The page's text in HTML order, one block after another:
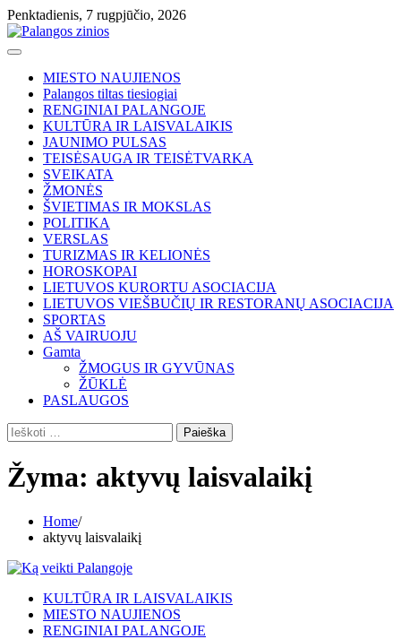
Skip
to
content
Penktadienis, 7 rugpjūčio, 2026
MIESTO NAUJIENOS
Palangos tiltas tiesiogiai
RENGINIAI PALANGOJE
KULTŪRA IR LAISVALAIKIS
JAUNIMO PULSAS
TEISĖSAUGA IR TEISĖTVARKA
SVEIKATA
ŽMONĖS
ŠVIETIMAS IR MOKSLAS
POLITIKA
VERSLAS
TURIZMAS IR KELIONĖS
HOROSKOPAI
LIETUVOS KURORTU ASOCIACIJA
LIETUVOS VIEŠBUČIŲ IR RESTORANŲ ASOCIACIJA
SPORTAS
AŠ VAIRUOJU
Gamta
ŽMOGUS IR GYVŪNAS
ŽŪKLĖ
PASLAUGOS
Ieškoti:
Žyma: aktyvų laisvalaikį
Home
aktyvų laisvalaikį
KULTŪRA IR LAISVALAIKIS
MIESTO NAUJIENOS
RENGINIAI PALANGOJE